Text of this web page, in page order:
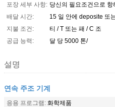
포장 세부 사항: 당신의 필요조건으로
배달 시간:
15 일 안에 deposite 또
지불 조건:
티 / T 또는 패 / C 조
공급 능력:
달 당 5000 톤/
설명
연속 주조 기계
응용 프로그램: 화학제품